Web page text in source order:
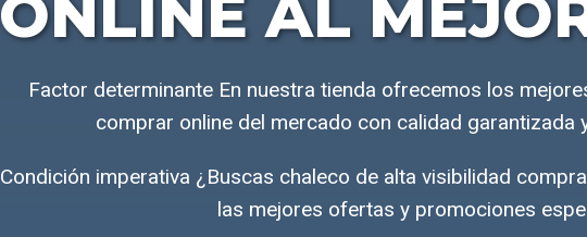
ONLINE AL
Factor determinante En nuestra tienda ofrecemos los
comprar online del mercado con calidad garantizada
Condición imperativa ¿Buscas chaleco de alta visibilidad
las mejores ofertas y promociones